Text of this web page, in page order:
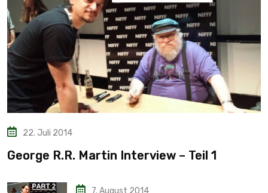
22. Juli 2014
George R.R. Martin Interview – Teil 1
7. August 2014